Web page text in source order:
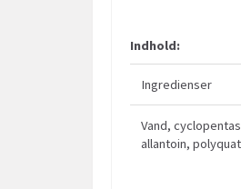
Indhold:
Ingredienser
Vand,
allantoin,